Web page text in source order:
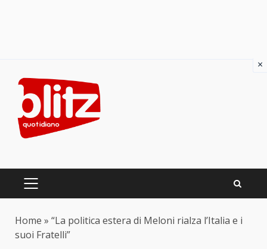
content
PRIMARY
Home » “La politica estera di Meloni rialza l’Italia e i
suoi Fratelli”
×